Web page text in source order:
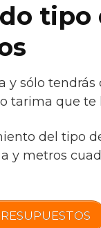
tipo
y sólo
tarima que te
del tipo
y metros